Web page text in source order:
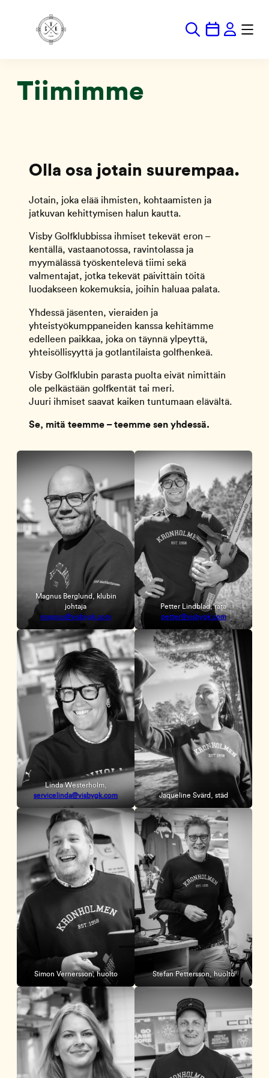
till
Tiimimme
Olla osa jotain suurempaa.
Jotain, joka elää ihmisten, kohtaamisten ja
jatkuvan kehittymisen halun kautta.
Visby Golfklubbissa ihmiset tekevät eron –
kentällä, vastaanotossa, ravintolassa ja
myymälässä työskentelevä tiimi sekä
valmentajat, jotka tekevät päivittäin töitä
luodakseen kokemuksia, joihin haluaa palata.
Yhdessä jäsenten, vieraiden ja
yhteistyökumppaneiden kanssa kehitämme
edelleen paikkaa, joka on täynnä ylpeyttä,
yhteisöllisyyttä ja gotlantilaista golfhenkeä.
Visby Golfklubin parasta puolta eivät nimittäin
ole pelkästään golfkentät tai meri.
Juuri ihmiset saavat kaiken tuntumaan elävältä.
Se, mitä teemme – teemme sen yhdessä.
Magnus Berglund, klubin
johtaja
magnus@visbygk.com
Petter Lindblad, rata
petter@visbygk.com
Linda Westerholm,
servicelinda@visbygk.com
Jaqueline Svärd, städ
Simon Vernersson, huolto Stefan Pettersson, huolto